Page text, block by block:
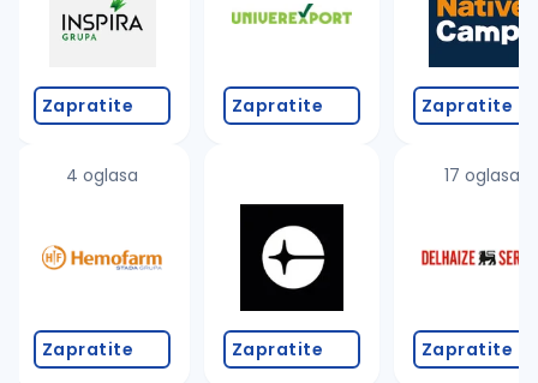
Zapratite
4 oglasa
Zapratite
Zapratite
Zapratite
Zapratite
17 oglasa
Zapratite